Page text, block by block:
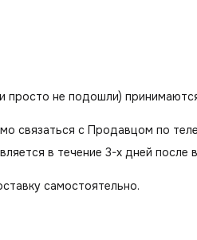
просто не подошли)
связаться с Продавцом по
в течение 3-х дней
самостоятельно.